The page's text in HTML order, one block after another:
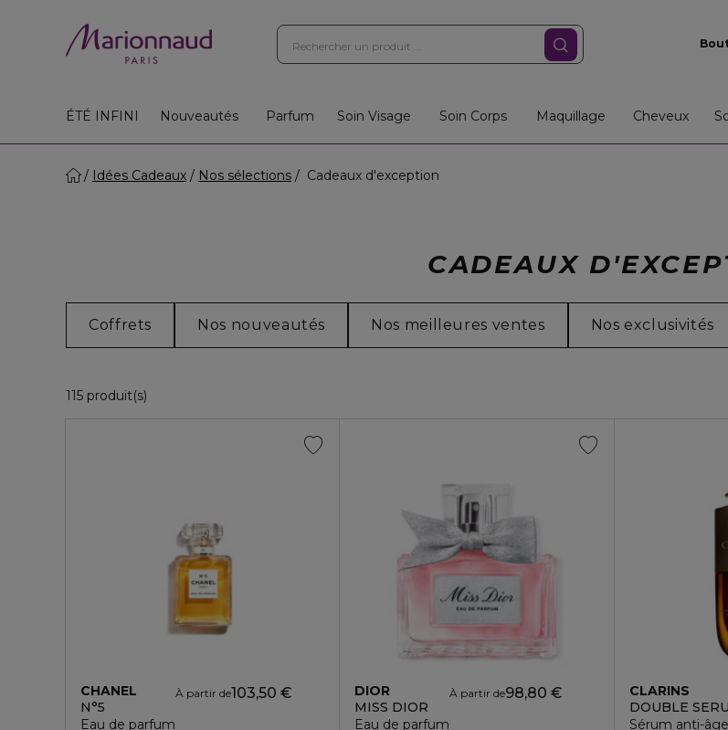
ÉTÉ INFINI Nouveautés Parfum Soin Visage Soin Corps Maquillage Cheveux
Idées Cadeaux Nos sélections Cadeaux d'exception
CADEAUX
Coffrets Nos nouveautés Nos meilleures ventes Nos exclusivités
115 produit(s)
CHANEL
N°5
Eau de parfum
À partir de103,50 €
DIOR
MISS DIOR
Eau de parfum
À partir de98,80 €
CLARINS
DOUBLE
Sérum anti-âge